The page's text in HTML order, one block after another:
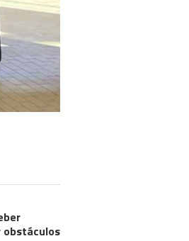
obstáculos